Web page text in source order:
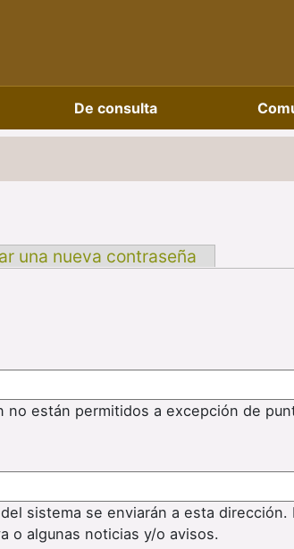
De consulta
una nueva contraseña
están permitidos a excepción de
sistema se enviarán a esta
o algunas noticias y/o avisos.